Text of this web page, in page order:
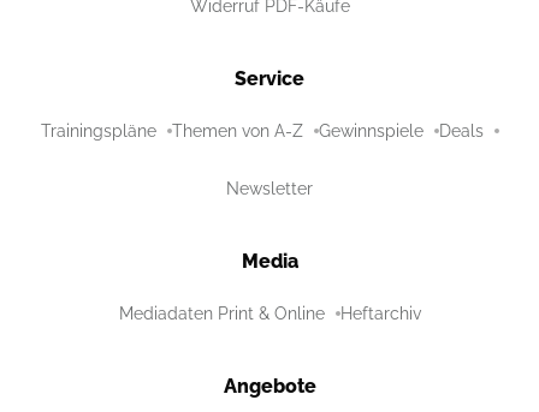
Widerruf PDF-Käufe
Service
Trainingspläne Themen von A-Z Gewinnspiele Deals
Newsletter
Media
Mediadaten Print & Online Heftarchiv
Angebote